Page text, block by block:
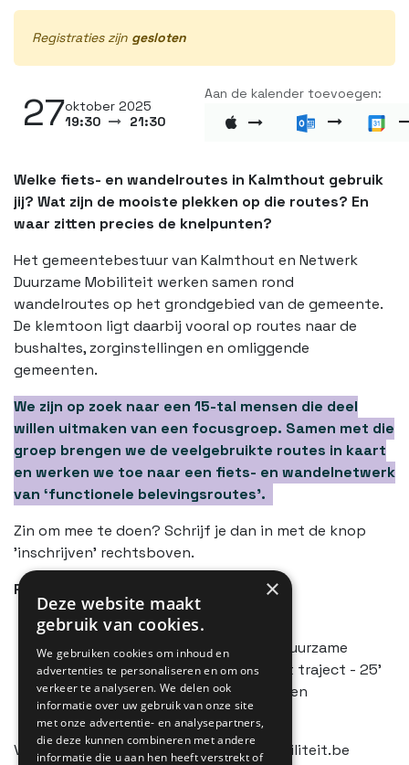
Registraties zijn gesloten
27oktober 2025
19:30
21:30
Aan de kalender toevoegen:
Welke fiets- en wandelroutes in Kalmthout gebruik
jij? Wat zijn de mooiste plekken op die routes? En
waar zitten precies de knelpunten?
Het gemeentebestuur van Kalmthout en Netwerk
Duurzame Mobiliteit werken samen rond
wandelroutes op het grondgebied van de gemeente.
De klemtoon ligt daarbij vooral op routes naar de
bushaltes, zorginstellingen en omliggende
gemeenten.
We zijn op zoek naar een 15-tal mensen die deel
willen uitmaken van een focusgroep. Samen met die
groep brengen we de veelgebruikte routes in kaart
en werken we toe naar een fiets- en wandelnetwerk
van ‘functionele belevingsroutes’.
Zin om mee te doen? Schrijf je dan in met de knop
'inschrijven' rechtsboven.
Programma
Inleiding - 5'
Toelichting - 7 bouwstenen voor duurzame
mobiliteit en doelstellingen van het traject - 25'
Participatieve denkoefening fiets- en
wandelroutes - 1u30'
Vragen? Mail naar tine@duurzame-mobiliteit.be
×
Deze website maakt
gebruik van cookies.
We gebruiken cookies om inhoud en
advertenties te personaliseren en om ons
verkeer te analyseren. We delen ook
informatie over uw gebruik van onze site
met onze advertentie- en analysepartners,
die deze kunnen combineren met andere
informatie die u aan hen heeft verstrekt of